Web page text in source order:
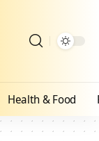
Health & Food